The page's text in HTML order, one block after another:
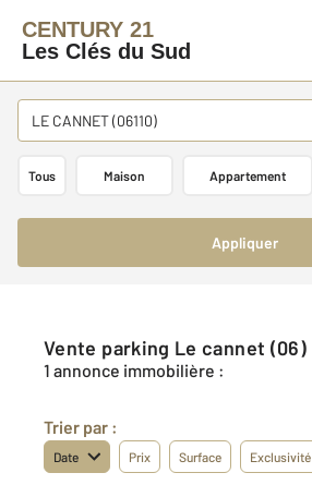
CENTURY 21
Les Clés du Sud
LE CANNET (06110)
Tous Maison Appartement
Appliquer
Vente parking Le cannet (06)
1 annonce immobilière :
Trier par :
Date Prix Surface Exclusivité